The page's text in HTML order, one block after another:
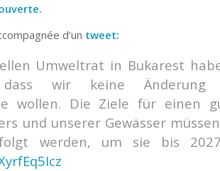
d’un tweet:
Umweltrat in Bukarest
dass wir keine Änderung
wollen. Die Ziele für einen
und unserer Gewässer
werden, um sie bis